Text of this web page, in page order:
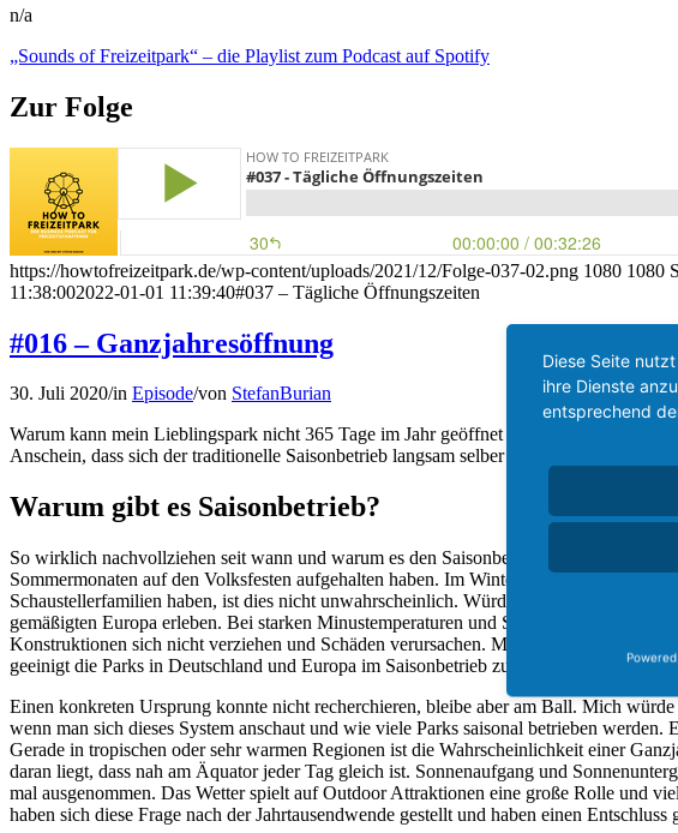
n/a
„Sounds of Freizeitpark“ – die Playlist zum Podcast auf Spotify
Zur Folge
https://howtofreizeitpark.de/wp-content/uploads/2021/12/Folge-037-02.png 1080 1080
11:38:002022-01-01 11:39:40#037 – Tägliche Öffnungszeiten
#016 – Ganzjahresöffnung
30. Juli 2020/in Episode/von StefanBurian
Warum kann mein Lieblingspark nicht 365 Tage im Jahr geöffnet haben? Andere
Anschein, dass sich der traditionelle Saisonbetrieb langsam selber überwindet. Dennoch
Warum gibt es Saisonbetrieb?
So wirklich nachvollziehen seit wann und warum es den Saisonbetrieb gibt kann man
Sommermonaten auf den Volksfesten aufgehalten haben. Im Winter waren die
Schaustellerfamilien haben, ist dies nicht unwahrscheinlich. Würde man weiter
gemäßigten Europa erleben. Bei starken Minustemperaturen und Schnee können und
Konstruktionen sich nicht verziehen und Schäden verursachen. Mit der
geeinigt die Parks in Deutschland und Europa im Saisonbetrieb zu fahren. In
Einen konkreten Ursprung konnte nicht recherchieren, bleibe aber am Ball. Mich
wenn man sich dieses System anschaut und wie viele Parks saisonal betrieben
Gerade in tropischen oder sehr warmen Regionen ist die Wahrscheinlichkeit einer
daran liegt, dass nah am Äquator jeder Tag gleich ist. Sonnenaufgang und
mal ausgenommen. Das Wetter spielt auf Outdoor Attraktionen eine große Rolle und
haben sich diese Frage nach der Jahrtausendwende gestellt und haben einen Entschluss
Diese Seite
ihre Dienste
entsprechend